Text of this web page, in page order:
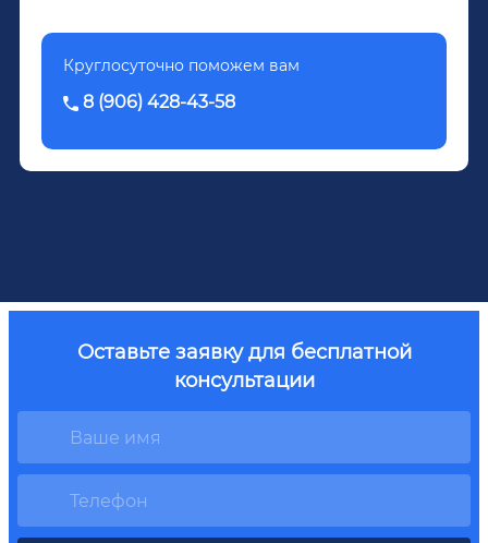
Круглосуточно поможем вам
8 (906) 428-43-58
Оставьте заявку для бесплатной
консультации